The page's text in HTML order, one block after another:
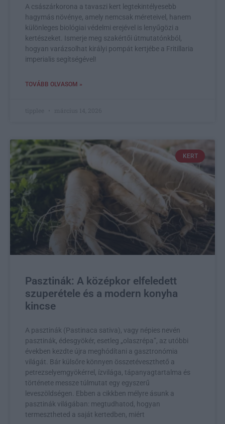
A császárkorona a tavaszi kert legtekintélyesebb
hagymás növénye, amely nemcsak méreteivel, hanem
különleges biológiai védelmi erejével is lenyűgözi a
kertészeket. Ismerje meg szakértői útmutatónkból,
hogyan varázsolhat királyi pompát kertjébe a Fritillaria
imperialis segítségével!
TOVÁBB OLVASOM »
KERT
Pasztinák: A középkor elfeledett
szuperétele és a modern konyha
kincse
A pasztinák (Pastinaca sativa), vagy népies nevén
pasztinák, édesgyökér, esetleg „olaszrépa”, az utóbbi
években kezdte újra meghódítani a gasztronómia
világát. Bár külsőre könnyen összetéveszthető a
petrezselyemgyökérrel, ízvilága, tápanyagtartalma és
története messze túlmutat egy egyszerű
leveszöldségen. Ebben a cikkben mélyre ásunk a
pasztinák világában: megtudhatod, hogyan
termesztheted a saját kertedben, miért